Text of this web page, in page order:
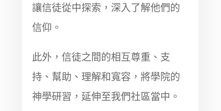
讓信徒從中探索，深入了解他們的
信仰。
此外，信徒之間的相互尊重、支
持、幫助、理解和寬容，將學院的
神學研習，延伸至我們社區當中。